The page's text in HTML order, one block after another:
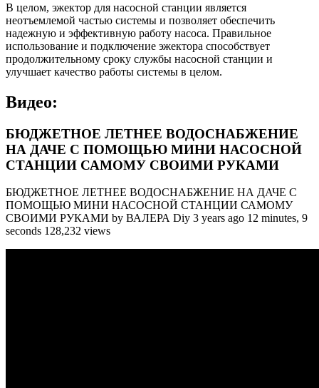
В целом, эжектор для насосной станции является
неотъемлемой частью системы и позволяет обеспечить
надежную и эффективную работу насоса. Правильное
использование и подключение эжектора способствует
продолжительному сроку службы насосной станции и
улучшает качество работы системы в целом.
Видео:
БЮДЖЕТНОЕ ЛЕТНЕЕ ВОДОСНАБЖЕНИЕ
НА ДАЧЕ С ПОМОЩЬЮ МИНИ НАСОСНОЙ
СТАНЦИИ САМОМУ СВОИМИ РУКАМИ
БЮДЖЕТНОЕ ЛЕТНЕЕ ВОДОСНАБЖЕНИЕ НА ДАЧЕ С
ПОМОЩЬЮ МИНИ НАСОСНОЙ СТАНЦИИ САМОМУ
СВОИМИ РУКАМИ by ВАЛЕРА Diy 3 years ago 12 minutes, 9
seconds 128,232 views